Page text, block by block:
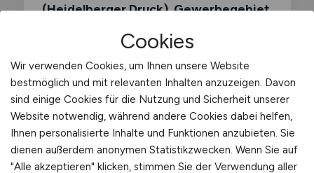
(Heidelberger Druck),Gewerbegebiet
Was macht ein Teamleiter
Transport?
Cookies
Wir verwenden Cookies, um Ihnen unsere Website
bestmöglich und mit relevanten Inhalten anzuzeigen. Davon
sind einige Cookies für die Nutzung und Sicherheit unserer
Website notwendig, während andere Cookies dabei helfen,
Ihnen personalisierte Inhalte und Funktionen anzubieten. Sie
dienen außerdem anonymen Statistikzwecken. Wenn Sie auf
"Alle akzeptieren" klicken, stimmen Sie der Verwendung aller